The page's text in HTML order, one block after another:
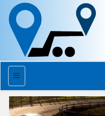
منو